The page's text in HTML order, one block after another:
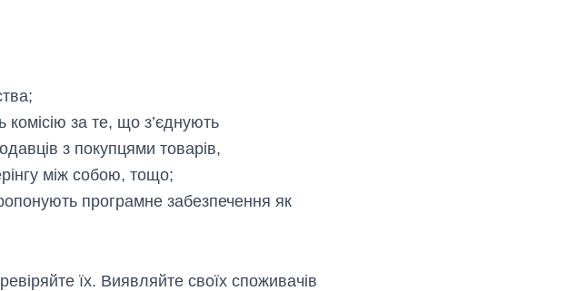
за те, що з’єднують
з покупцями товарів,
між собою, тощо;
програмне забезпечення як
їх. Виявляйте своїх споживачів